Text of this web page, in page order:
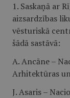
1. Saskaņā ar
aizsardzības
vēsturiskā
šādā sastāvā:
A. Ancāne –
Arhitektūras
J. Asaris –